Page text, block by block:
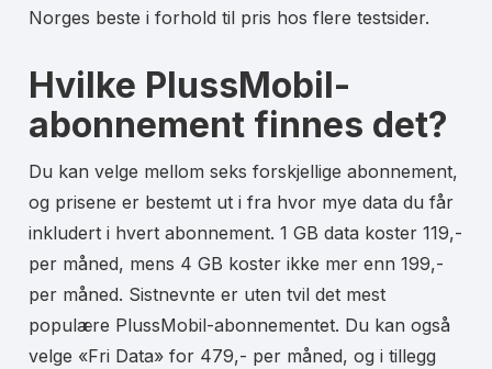
Norges beste i forhold til pris hos flere testsider.
Hvilke PlussMobil-
abonnement finnes det?
Du kan velge mellom seks forskjellige abonnement,
og prisene er bestemt ut i fra hvor mye data du får
inkludert i hvert abonnement. 1 GB data koster 119,-
per måned, mens 4 GB koster ikke mer enn 199,-
per måned. Sistnevnte er uten tvil det mest
populære PlussMobil-abonnementet. Du kan også
velge «Fri Data» for 479,- per måned, og i tillegg